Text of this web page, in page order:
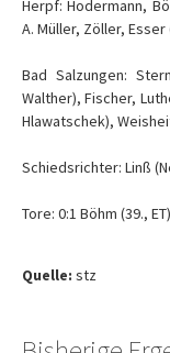
Herpf: Hodermann,
A. Müller, Zöller,
Bad Salzungen:
Walther), Fischer,
Hlawatschek),
Schiedsrichter: Linß
Tore: 0:1 Böhm (39.,
Quelle: stz